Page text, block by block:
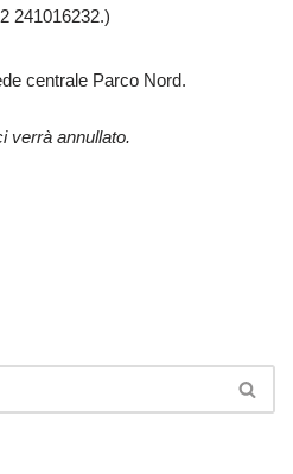
241016232.)
centrale Parco Nord.
verrà annullato.